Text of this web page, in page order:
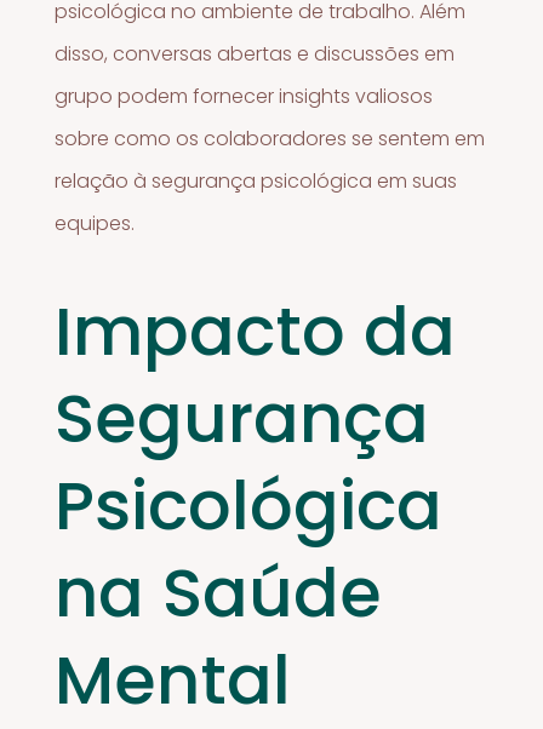
psicológica no ambiente de trabalho. Além
disso, conversas abertas e discussões em
grupo podem fornecer insights valiosos
sobre como os colaboradores se sentem em
relação à segurança psicológica em suas
equipes.
Impacto da
Segurança
Psicológica
na Saúde
Mental